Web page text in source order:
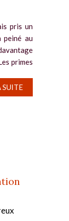
pris un
peiné au
primes
SUITE